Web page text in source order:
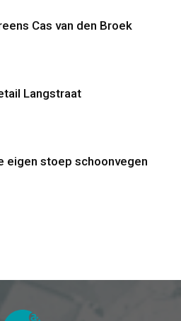
Cas van den Broek
Langstraat
eigen stoep schoonvegen